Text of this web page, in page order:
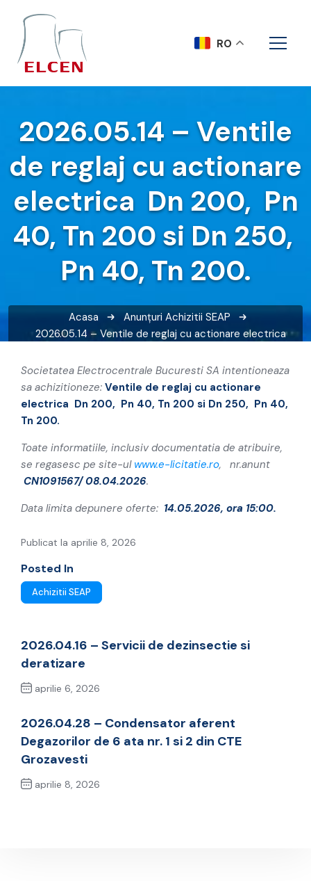
2026.05.14 – Ventile
de reglaj cu actionare
electrica Dn 200, Pn
40, Tn 200 si Dn 250,
Pn 40, Tn 200.
Acasa Anunțuri Achizitii SEAP
2026.05.14 – Ventile de reglaj cu actionare electrica
Societatea Electrocentrale Bucuresti SA intentioneaza
sa achizitioneze: Ventile de reglaj cu actionare
electrica Dn 200, Pn 40, Tn 200 si Dn 250, Pn 40,
Tn 200.
Toate informatiile, inclusiv documentatia de atribuire,
se regasesc pe site-ul www.e-licitatie.ro, nr.anunt
CN1091567/ 08.04.2026.
Data limita depunere oferte: 14.05.2026, ora 15:00.
Publicat la aprilie 8, 2026
Posted In
Achizitii SEAP
2026.04.16 – Servicii de dezinsectie si
deratizare
aprilie 6, 2026
2026.04.28 – Condensator aferent
Degazorilor de 6 ata nr. 1 si 2 din CTE
Grozavesti
aprilie 8, 2026
RO